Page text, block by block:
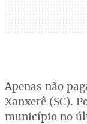
Apenas não
Xanxerê (SC).
município no